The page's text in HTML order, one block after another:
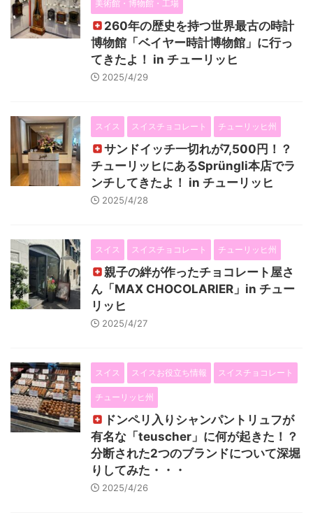
美術館・博物館・工場
260年の歴史を持つ世界最古の時計
博物館「ベイヤー時計博物館」に行っ
てきたよ！ in チューリッヒ
2025/4/29
スイス スイスチョコレート チューリッヒ州
サンドイッチ一切れが7,500円！？
チューリッヒにあるSprüngli本店でラ
ンチしてきたよ！ in チューリッヒ
2025/4/28
スイス スイスチョコレート チューリッヒ州
親子の絆が作ったチョコレート屋さ
ん「MAX CHOCOLARIER」in チュー
リッヒ
2025/4/27
スイス スイスお役立ち情報 スイスチョコレート
チューリッヒ州
ドンペリ入りシャンパントリュフが
有名な「teuscher」に何が起きた！？
分断された2つのブランドについて深堀
りしてみた・・・
2025/4/26